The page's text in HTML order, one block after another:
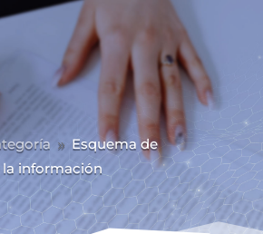
9 Esquema de
información